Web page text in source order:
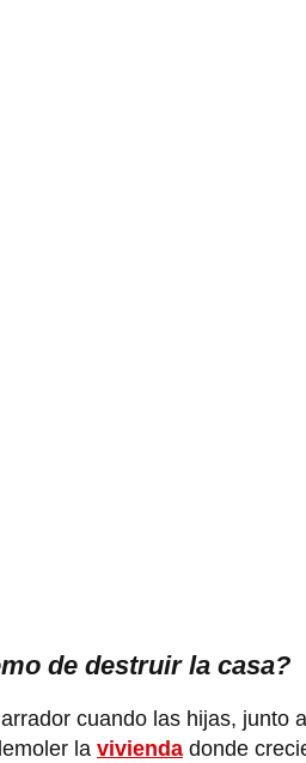
de destruir la casa?
cuando las hijas, junto
la vivienda donde